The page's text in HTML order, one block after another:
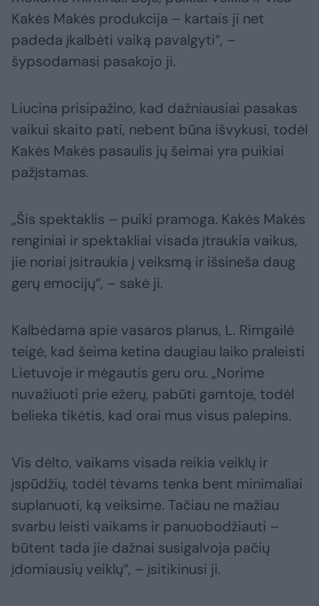
Kakės Makės produkcija – kartais ji net
padeda įkalbėti vaiką pavalgyti“, –
šypsodamasi pasakojo ji.
Liucina prisipažino, kad dažniausiai pasakas
vaikui skaito pati, nebent būna išvykusi, todėl
Kakės Makės pasaulis jų šeimai yra puikiai
pažįstamas.
„Šis spektaklis – puiki pramoga. Kakės Makės
renginiai ir spektakliai visada įtraukia vaikus,
jie noriai įsitraukia į veiksmą ir išsineša daug
gerų emocijų“, – sakė ji.
Kalbėdama apie vasaros planus, L. Rimgailė
teigė, kad šeima ketina daugiau laiko praleisti
Lietuvoje ir mėgautis geru oru. „Norime
nuvažiuoti prie ežerų, pabūti gamtoje, todėl
belieka tikėtis, kad orai mus visus palepins.
Vis dėlto, vaikams visada reikia veiklų ir
įspūdžių, todėl tėvams tenka bent minimaliai
suplanuoti, ką veiksime. Tačiau ne mažiau
svarbu leisti vaikams ir panuobodžiauti –
būtent tada jie dažnai susigalvoja pačių
įdomiausių veiklų“, – įsitikinusi ji.